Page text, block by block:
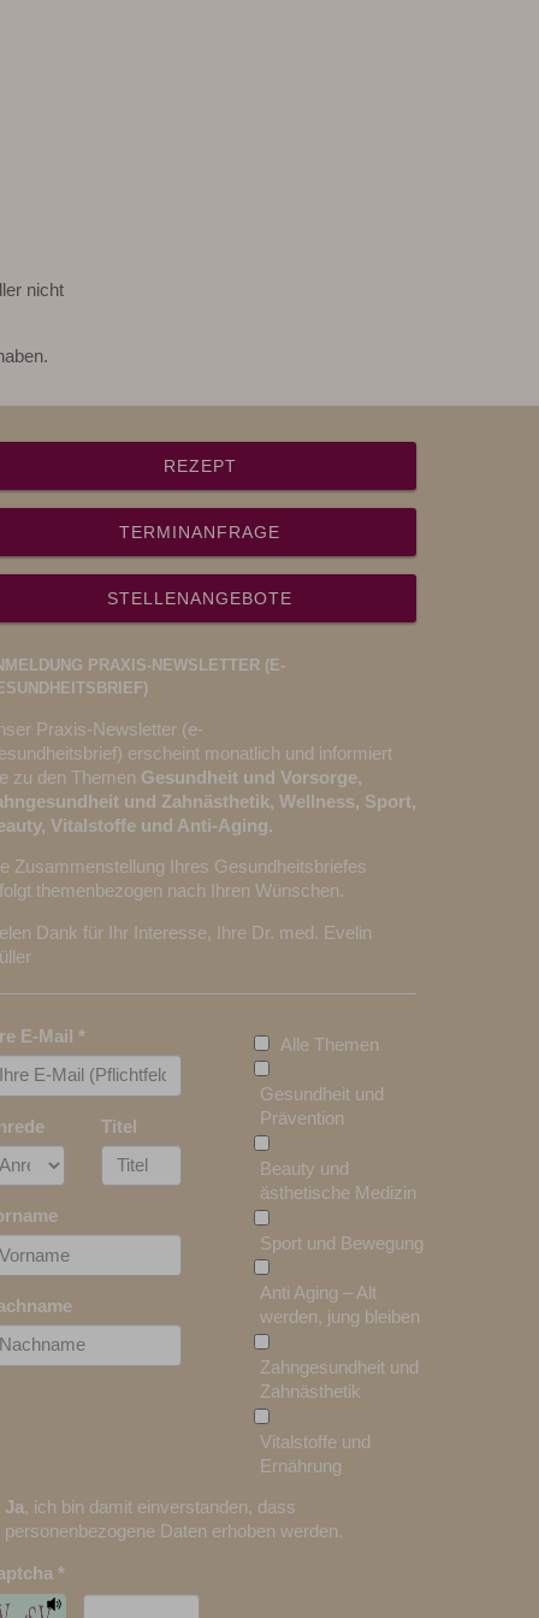
nicht
REZEPT
TERMINANFRAGE
STELLENANGEBOTE
PRAXIS-NEWSLETTER (E-
Praxis-Newsletter (e-
erscheint monatlich und informiert
zu den Themen Gesundheit und Vorsorge,
und Zahnästhetik, Wellness, Sport,
Vitalstoffe und Anti-Aging.
Zusammenstellung Ihres Gesundheitsbriefes
themenbezogen nach Ihren Wünschen.
Dank für Ihr Interesse, Ihre Dr. med. Evelin
E-Mail *
Titel
Alle Themen
Gesundheit und
Prävention
Beauty und
ästhetische Medizin
Sport und Bewegung
Anti Aging – Alt
werden, jung bleiben
Zahngesundheit und
Zahnästhetik
Vitalstoffe und
Ernährung
Ja, ich bin damit einverstanden, dass
personenbezogene Daten erhoben werden.
*